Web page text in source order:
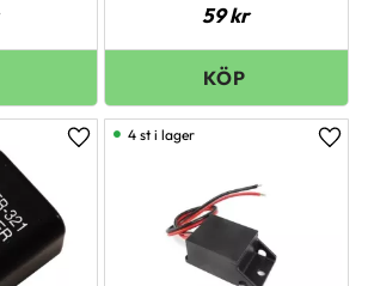
59kr
Lägg till i favoriter
4 st i lager